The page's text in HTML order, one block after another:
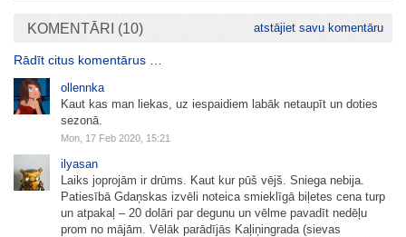
KOMENTĀRI (10) atstājiet savu komentāru
Rādīt citus komentārus …
ollennka
Kaut kas man liekas, uz iespaidiem labāk netaupīt un doties
sezonā.
Mon, 17 Feb 2020, 15:21
ilyasan
Laiks joprojām ir drūms. Kaut kur pūš vējš. Sniega nebija.
Patiesībā Gdaņskas izvēli noteica smieklīgā biļetes cena turp
un atpakaļ – 20 dolāri par degunu un vēlme pavadīt nedēļu
prom no mājām. Vēlāk parādījās Kaļiņingrada (sievas